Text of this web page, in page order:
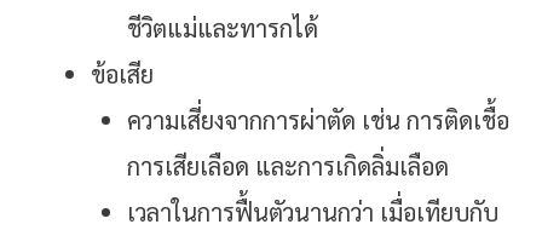
ชีวิตแม่และทารกได้
ข้อเสีย
ความเสี่ยงจากการผ่าตัด เช่น การติดเชื้อ
การเสียเลือด และการเกิดลิ่มเลือด
เวลาในการฟื้นตัวนานกว่า เมื่อเทียบกับ